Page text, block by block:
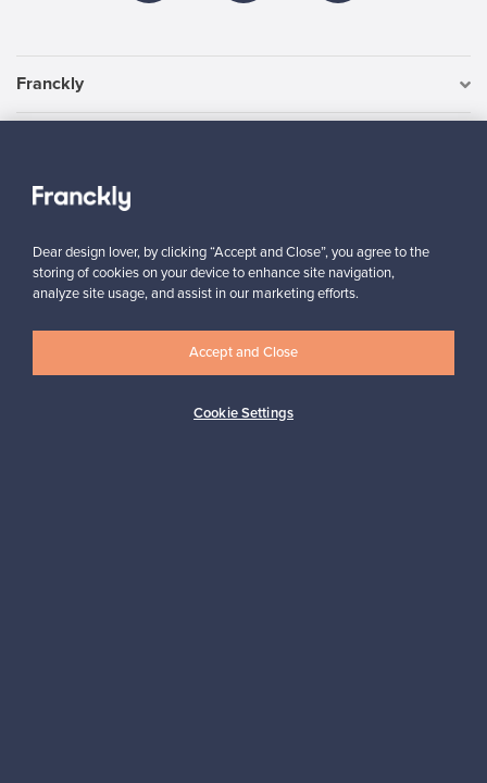
Franckly
Ostajille
Myyjille
Logistiikkapalvelut
Dear design lover, by clicking “Accept and Close”, you agree to the
storing of cookies on your device to enhance site navigation,
analyze site usage, and assist in our marketing efforts.
Cookie Settings
Accept and Close